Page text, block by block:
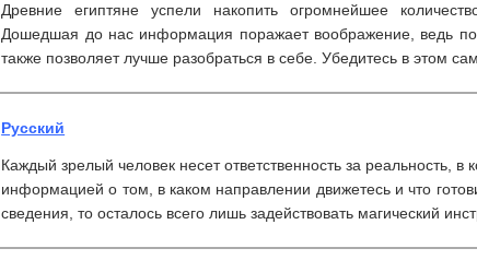
Древние египтяне успели накопить огромнейшее
Дошедшая до нас информация поражает воображение, ведь
также позволяет лучше разобраться в себе. Убедитесь в этом
Русский
Каждый зрелый человек несет ответственность за реальность, в
информацией о том, в каком направлении движетесь и что
сведения, то осталось всего лишь задействовать магический